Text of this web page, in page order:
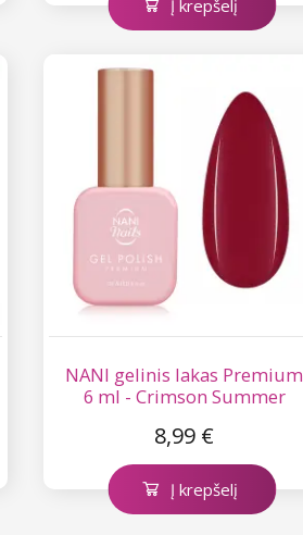
Į krepšelį
NANI gelinis lakas Premium
6 ml - Crimson Summer
8,99 €
Į krepšelį